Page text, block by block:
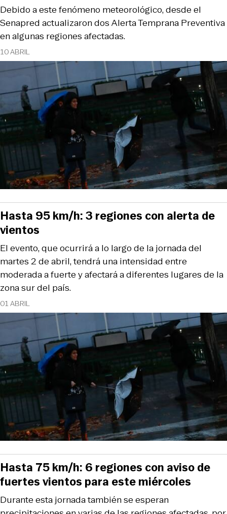
10 ABRIL
Debido a este fenómeno meteorológico, desde el
Senapred actualizaron dos Alerta Temprana Preventiva
en algunas regiones afectadas.
01 ABRIL
El evento, que ocurrirá a lo largo de la jornada del
martes 2 de abril, tendrá una intensidad entre
moderada a fuerte y afectará a diferentes lugares de la
zona sur del país.
Hasta 95 km/h: 3 regiones con alerta de
vientos
Durante esta jornada también se esperan
Hasta 75 km/h: 6 regiones con aviso de
fuertes vientos para este miércoles